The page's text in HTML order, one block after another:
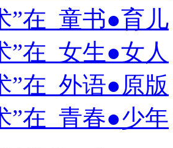
”在 童书●育儿
”在 女生●女人
”在 外语●原版
”在 青春●少年